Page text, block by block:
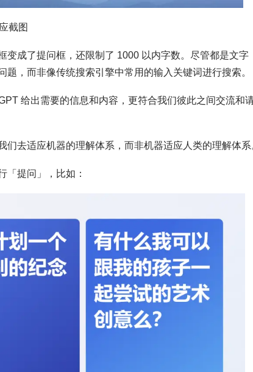
截图
成了提问框，还限制了 1000 以内字数。尽管都是文字
，而非像传统搜索引擎中常用的输入关键词进行搜索。
给出需要的信息和内容，更符合我们彼此之间交流和
去适应机器的理解体系，而非机器适应人类的理解体系
「提问」，比如：